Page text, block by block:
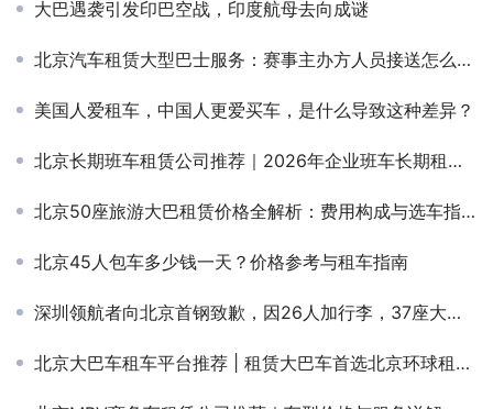
大巴遇袭引发印巴空战，印度航母去向成谜
北京汽车租赁大型巴士服务：赛事主办方人员接送怎么选？大巴租赁电话+快速响应方案
美国人爱租车，中国人更爱买车，是什么导致这种差异？
北京长期班车租赁公司推荐｜2026年企业班车长期租赁价格参考
北京50座旅游大巴租赁价格全解析：费用构成与选车指南
北京45人包车多少钱一天？价格参考与租车指南
深圳领航者向北京首钢致歉，因26人加行李，37座大巴装不下
北京大巴车租车平台推荐 | 租赁大巴车首选北京环球租车公司